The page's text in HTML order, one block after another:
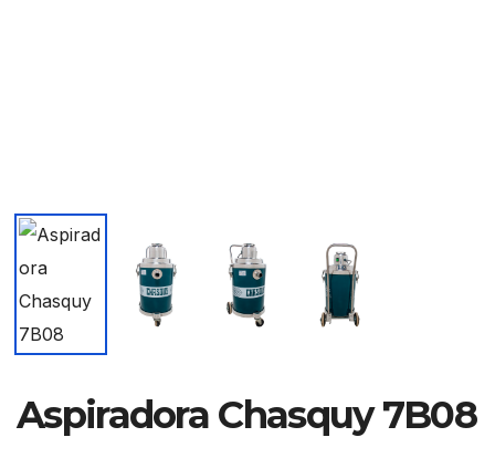
Aspiradora Chasquy 7B08